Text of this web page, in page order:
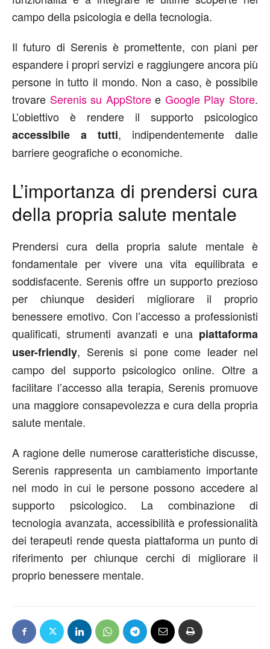
campo della psicologia e della tecnologia.
Il futuro di Serenis è promettente, con piani per
espandere i propri servizi e raggiungere ancora più
persone in tutto il mondo. Non a caso, è possibile
trovare Serenis su AppStoree Google Play Store.
L’obiettivo è rendere il supporto psicologico
accessibile a tutti, indipendentemente dalle
barriere geografiche o economiche.
L’importanza di prendersi cura
della propria salute mentale
Prendersi cura della propria salute mentale è
fondamentale per vivere una vita equilibrata e
soddisfacente. Serenis offre un supporto prezioso
per chiunque desideri migliorare il proprio
benessere emotivo. Con l’accesso a professionisti
qualificati, strumenti avanzati e una piattaforma
user-friendly, Serenis si pone come leader nel
campo del supporto psicologico online. Oltre a
facilitare l’accesso alla terapia, Serenis promuove
una maggiore consapevolezza e cura della propria
salute mentale.
A ragione delle numerose caratteristiche discusse,
Serenis rappresenta un cambiamento importante
nel modo in cui le persone possono accedere al
supporto psicologico. La combinazione di
tecnologia avanzata, accessibilità e professionalità
dei terapeuti rende questa piattaforma un punto di
riferimento per chiunque cerchi di migliorare il
proprio benessere mentale.